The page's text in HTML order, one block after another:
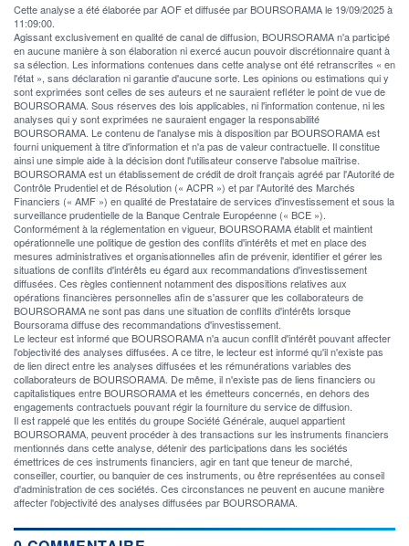
Cette analyse a été élaborée par AOF et diffusée par BOURSORAMA le 19/09/2025 à
11:09:00.
Agissant exclusivement en qualité de canal de diffusion, BOURSORAMA n'a participé
en aucune manière à son élaboration ni exercé aucun pouvoir discrétionnaire quant à
sa sélection. Les informations contenues dans cette analyse ont été retranscrites « en
l'état », sans déclaration ni garantie d'aucune sorte. Les opinions ou estimations qui y
sont exprimées sont celles de ses auteurs et ne sauraient refléter le point de vue de
BOURSORAMA. Sous réserves des lois applicables, ni l'information contenue, ni les
analyses qui y sont exprimées ne sauraient engager la responsabilité
BOURSORAMA. Le contenu de l'analyse mis à disposition par BOURSORAMA est
fourni uniquement à titre d'information et n'a pas de valeur contractuelle. Il constitue
ainsi une simple aide à la décision dont l'utilisateur conserve l'absolue maîtrise.
BOURSORAMA est un établissement de crédit de droit français agréé par l'Autorité de
Contrôle Prudentiel et de Résolution (« ACPR ») et par l'Autorité des Marchés
Financiers (« AMF ») en qualité de Prestataire de services d'investissement et sous la
surveillance prudentielle de la Banque Centrale Européenne (« BCE »).
Conformément à la réglementation en vigueur, BOURSORAMA établit et maintient
opérationnelle une politique de gestion des conflits d'intérêts et met en place des
mesures administratives et organisationnelles afin de prévenir, identifier et gérer les
situations de conflits d'intérêts eu égard aux recommandations d'investissement
diffusées. Ces règles contiennent notamment des dispositions relatives aux
opérations financières personnelles afin de s'assurer que les collaborateurs de
BOURSORAMA ne sont pas dans une situation de conflits d'intérêts lorsque
Boursorama diffuse des recommandations d'investissement.
Le lecteur est informé que BOURSORAMA n'a aucun conflit d'intérêt pouvant affecter
l'objectivité des analyses diffusées. A ce titre, le lecteur est informé qu'il n'existe pas
de lien direct entre les analyses diffusées et les rémunérations variables des
collaborateurs de BOURSORAMA. De même, il n'existe pas de liens financiers ou
capitalistiques entre BOURSORAMA et les émetteurs concernés, en dehors des
engagements contractuels pouvant régir la fourniture du service de diffusion.
Il est rappelé que les entités du groupe Société Générale, auquel appartient
BOURSORAMA, peuvent procéder à des transactions sur les instruments financiers
mentionnés dans cette analyse, détenir des participations dans les sociétés
émettrices de ces instruments financiers, agir en tant que teneur de marché,
conseiller, courtier, ou banquier de ces instruments, ou être représentées au conseil
d'administration de ces sociétés. Ces circonstances ne peuvent en aucune manière
affecter l'objectivité des analyses diffusées par BOURSORAMA.